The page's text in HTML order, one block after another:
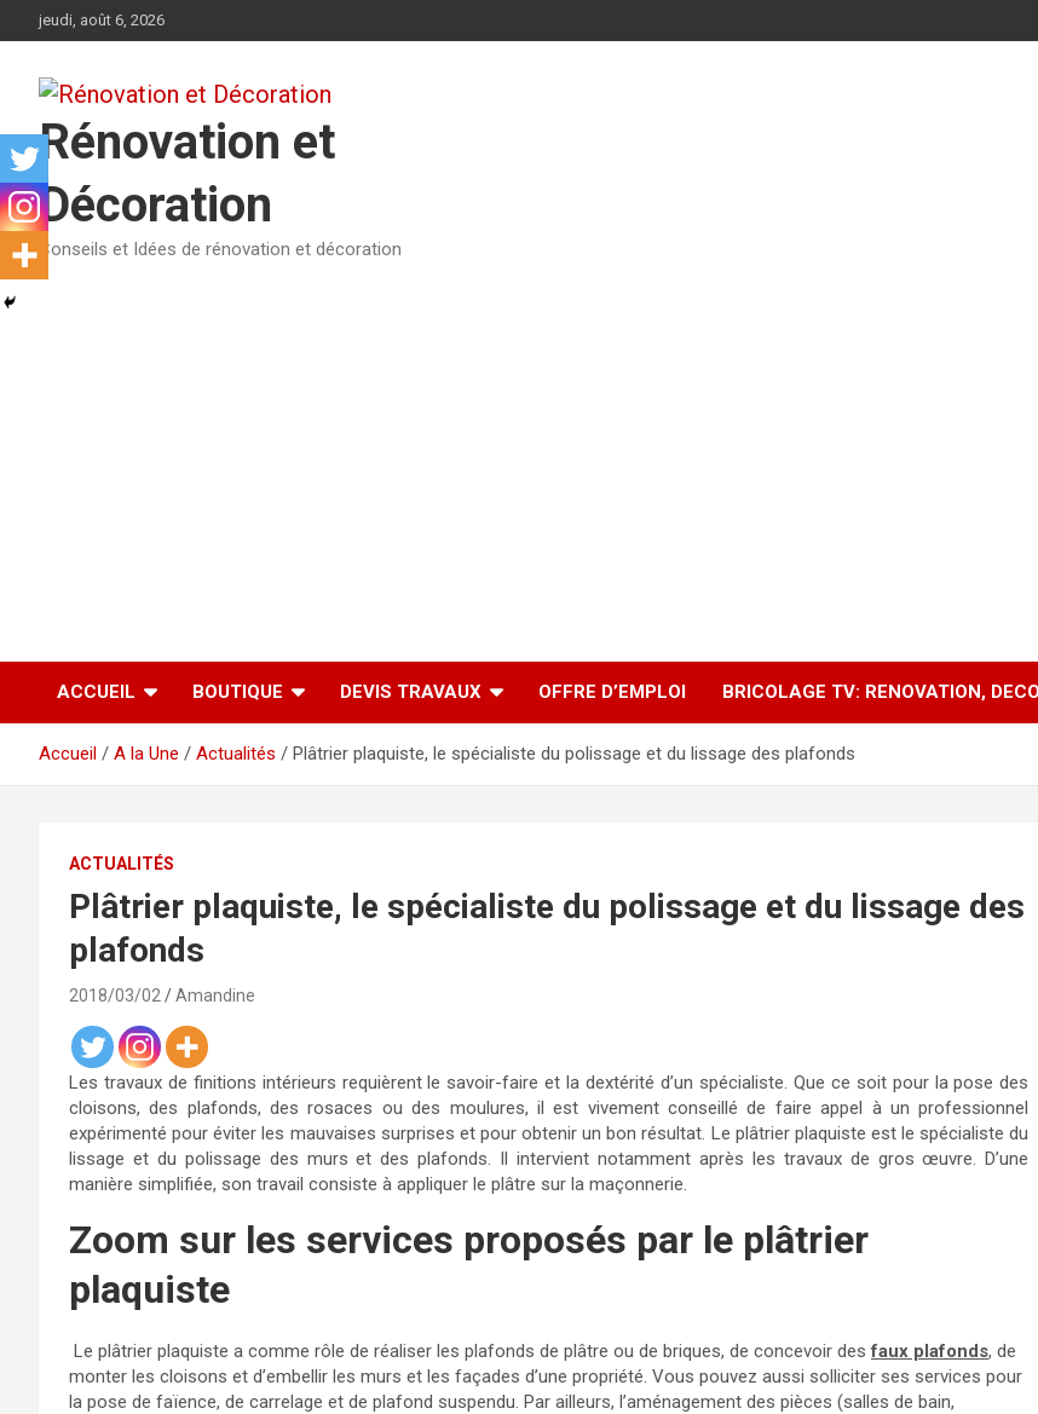
au
jeudi, août 6, 2026
Rénovation et
Décoration
Conseils et Idées de rénovation et décoration
ACCUEIL BOUTIQUE DEVIS TRAVAUX OFFRE D’EMPLOI BRICOLAGE TV: RENOVATION,
Accueil A la Une Actualités Plâtrier plaquiste, le spécialiste du polissage et du lissage des plafonds
ACTUALITÉS
Plâtrier plaquiste, le spécialiste du polissage et du lissage des
plafonds
2018/03/02 Amandine
Les travaux de finitions intérieurs requièrent le savoir-faire et la dextérité d’un spécialiste. Que ce soit pour la pose des
cloisons, des plafonds, des rosaces ou des moulures, il est vivement conseillé de faire appel à un professionnel
expérimenté pour éviter les mauvaises surprises et pour obtenir un bon résultat. Le plâtrier plaquiste est le spécialiste du
lissage et du polissage des murs et des plafonds. Il intervient notamment après les travaux de gros œuvre. D’une
manière simplifiée, son travail consiste à appliquer le plâtre sur la maçonnerie.
Zoom sur les services proposés par le plâtrier
plaquiste
Le plâtrier plaquiste a comme rôle de réaliser les plafonds de plâtre ou de briques, de concevoir desfaux plafonds, de
monter les cloisons et d’embellir les murs et les façades d’une propriété. Vous pouvez aussi solliciter ses services pour
la pose de faïence, de carrelage et de plafond suspendu. Par ailleurs, l’aménagement des pièces (salles de bain,